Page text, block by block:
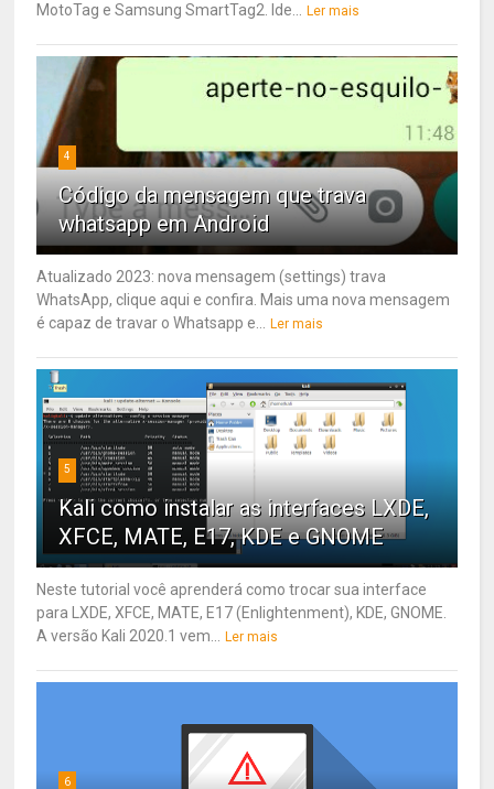
MotoTag e Samsung SmartTag2. Ide... Ler mais
4
Código da mensagem que trava
whatsapp em Android
Atualizado 2023: nova mensagem (settings) trava
WhatsApp, clique aqui e confira. Mais uma nova mensagem
é capaz de travar o Whatsapp e... Ler mais
5
Kali como instalar as interfaces LXDE,
XFCE, MATE, E17, KDE e GNOME
Neste tutorial você aprenderá como trocar sua interface
para LXDE, XFCE, MATE, E17 (Enlightenment), KDE, GNOME.
A versão Kali 2020.1 vem... Ler mais
6